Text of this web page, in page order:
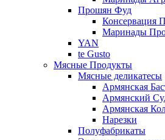
Прошян Фуд
Консервация
Маринады
YAN
te Gusto
Мясные Продукты
Мясные деликатесы
Армянская
Армянский
Армянская
Нарезки
Полуфабрикаты